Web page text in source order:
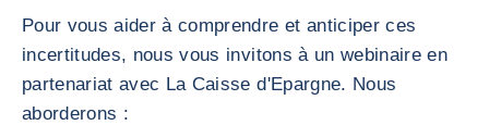
Pour vous aider à comprendre et anticiper ces
incertitudes, nous vous invitons à un webinaire en
partenariat avec La Caisse d'Epargne. Nous
aborderons :